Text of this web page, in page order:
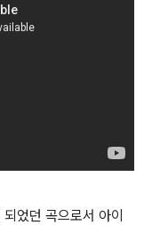
었던 곡으로서 아이